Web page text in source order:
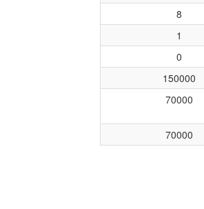
8
1
0
150000
70000
70000